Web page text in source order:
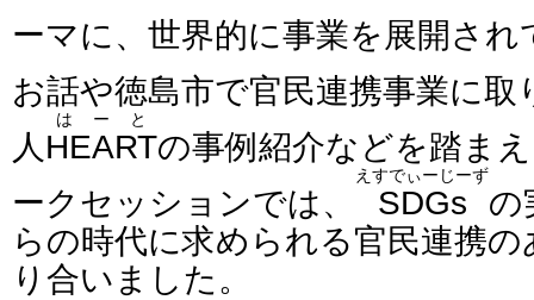
ーマに、世界的に事業を展開され
お話や徳島市で官民連携事業に取
人 HEART
はーと
の事例紹介などを踏ま
ークセッションでは、
SDGs
えすでぃーじーず
の
らの時代に求められる官民連携
り合いました。